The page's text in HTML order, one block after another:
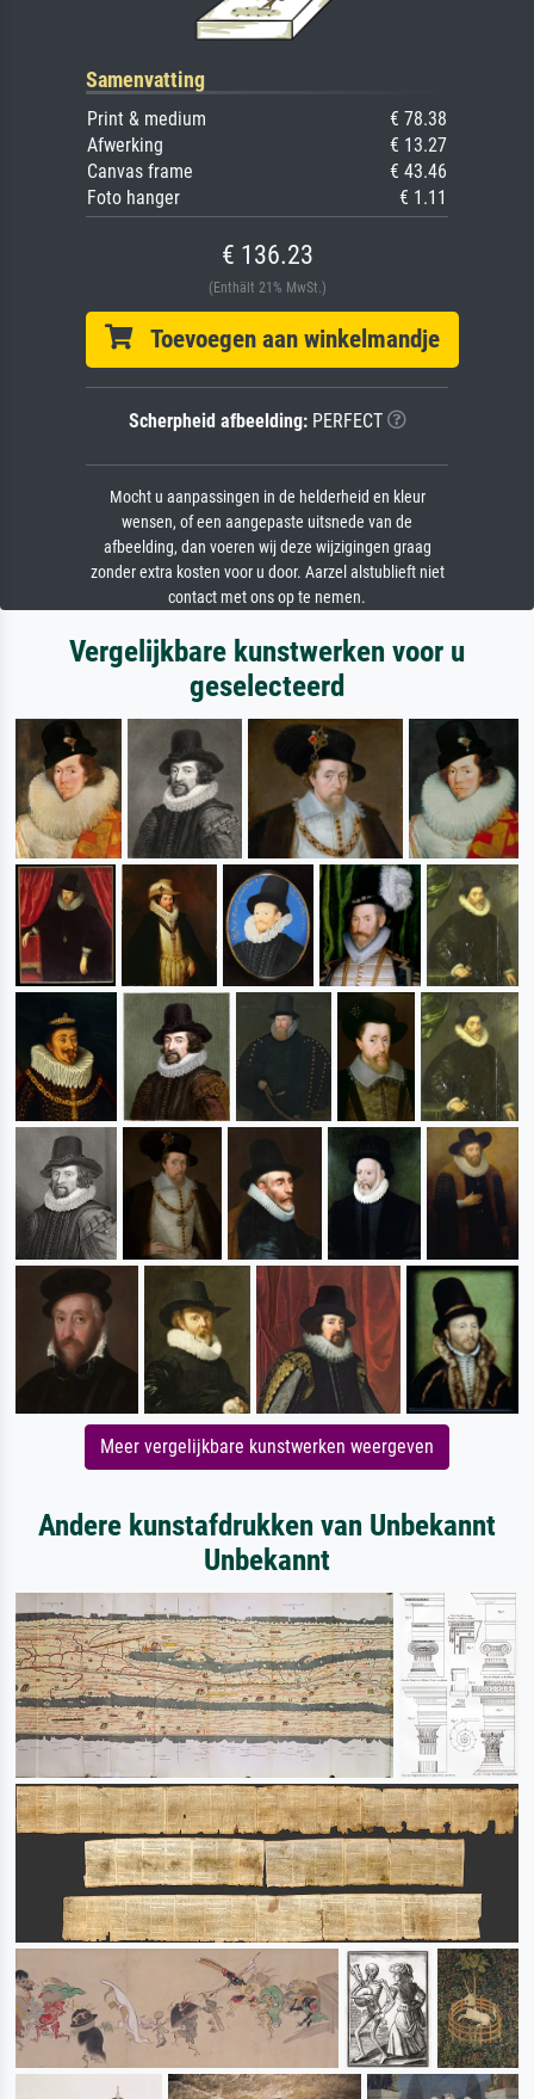
Samenvatting
Print & medium
€ 78.38
Afwerking
€ 13.27
Canvas frame
€ 43.46
Foto hanger
€ 1.11
€ 136.23
(Enthält 21% MwSt.)
Toevoegen aan winkelmandje
Scherpheid afbeelding:PERFECT
Mocht u aanpassingen in de helderheid en kleur
wensen, of een aangepaste uitsnede van de
afbeelding, dan voeren wij deze wijzigingen graag
zonder extra kosten voor u door. Aarzel alstublieft niet
contact met ons op te nemen.
Vergelijkbare kunstwerken voor u
geselecteerd
Meer vergelijkbare kunstwerken weergeven
Andere kunstafdrukken van Unbekannt
Unbekannt